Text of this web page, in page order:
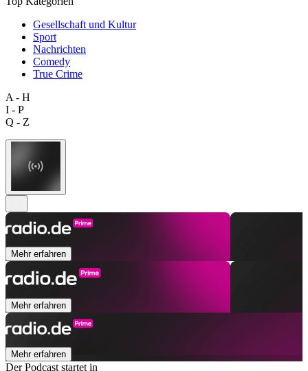
Gesellschaft und Kultur
Sport
Nachrichten
Comedy
True Crime
A - H
I - P
Q - Z
Mehr erfahren
Mehr erfahren
Mehr erfahren
Der Podcast startet in